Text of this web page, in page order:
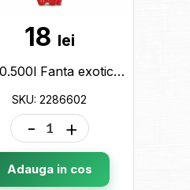
18 lei
Apa 0.500l Fanta exotic zero 2286602
SKU: 2286602
- +
Adauga in cos